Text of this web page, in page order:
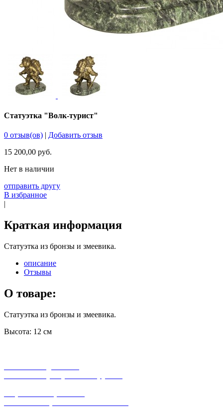
Статуэтка "Волк-турист"
0 отзыв(ов) | Добавить отзыв
15 200,00 руб.
Нет в наличии
отправить другу
В избранное
|
Краткая информация
Статуэтка из бронзы и змеевика.
описание
Отзывы
О товаре:
Статуэтка из бронзы и змеевика.
Высота: 12 см